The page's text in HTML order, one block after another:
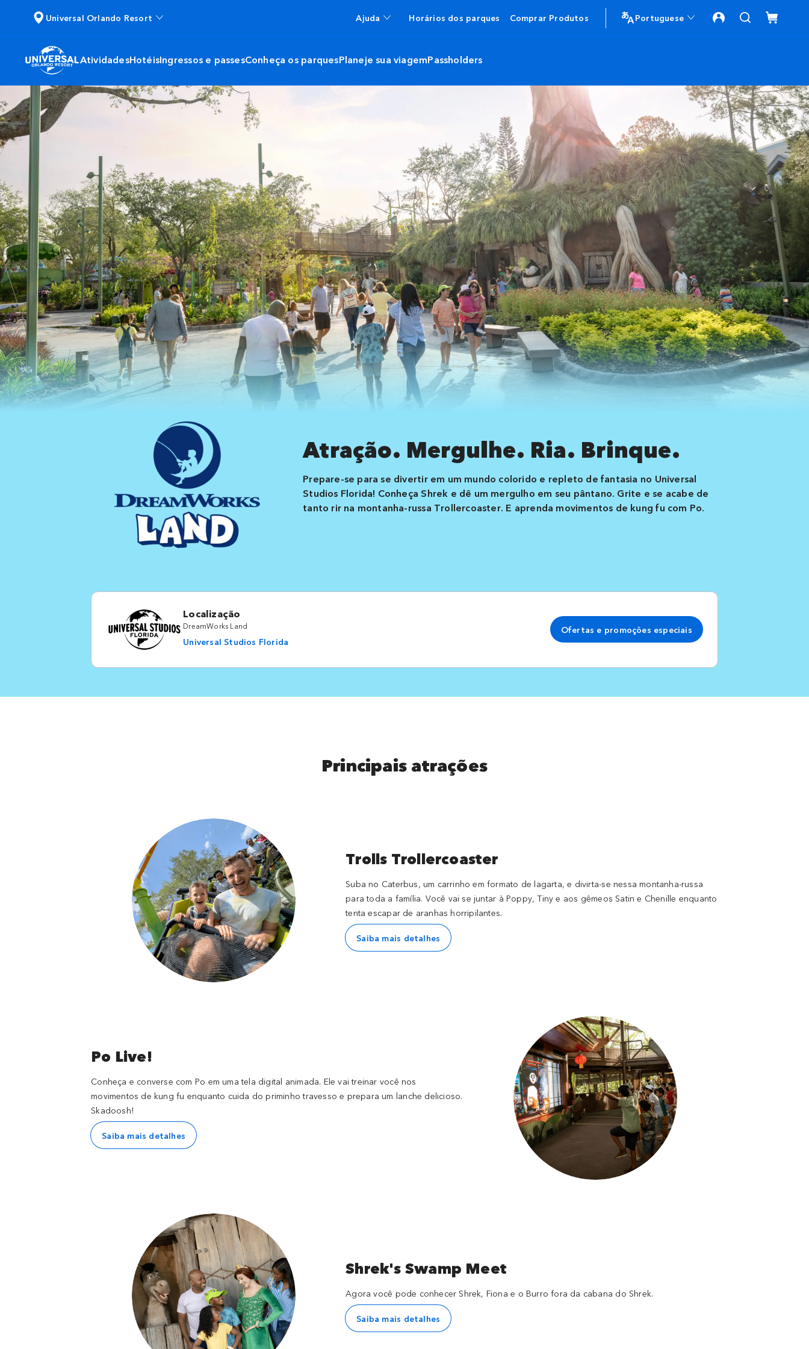
Universal Orlando Resort Ajuda Horários dos parques Comprar Produtos Portuguese
AtividadesHotéisIngressos e passesConheça os parquesPlaneje sua viagemPassholders
Atração. Mergulhe. Ria. Brinque.
Prepare-se para se divertir em um mundo colorido e repleto de fantasia no Universal
Studios Florida! Conheça Shrek e dê um mergulho em seu pântano. Grite e se acabe de
tanto rir na montanha-russa Trollercoaster. E aprenda movimentos de kung fu com Po.
Localização
DreamWorks Land
Universal Studios Florida
Ofertas e promoções especiais
Principais atrações
Trolls Trollercoaster
Suba no Caterbus, um carrinho em formato de lagarta, e divirta-se nessa montanha-russa
para toda a família. Você vai se juntar à Poppy, Tiny e aos gêmeos Satin e Chenille enquanto
tenta escapar de aranhas horripilantes.
Saiba mais detalhes
Po Live!
Conheça e converse com Po em uma tela digital animada. Ele vai treinar você nos
movimentos de kung fu enquanto cuida do priminho travesso e prepara um lanche delicioso.
Skadoosh!
Saiba mais detalhes
Shrek's Swamp Meet
Agora você pode conhecer Shrek, Fiona e o Burro fora da cabana do Shrek.
Saiba mais detalhes